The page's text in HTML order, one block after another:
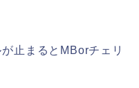
止まるとMBorチェリ